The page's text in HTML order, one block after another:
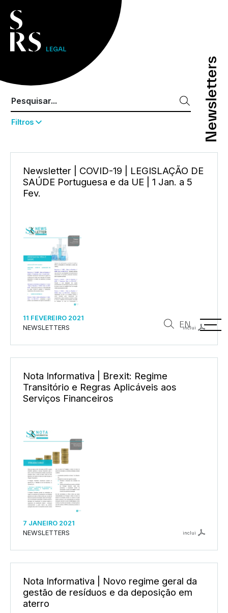
Newsletters
Newsletters
EN
Filtros
Newsletter | COVID-19 | LEGISLAÇÃO DE
SAÚDE Portuguesa e da UE | 1 Jan. a 5
Fev.
11 FEVEREIRO 2021
NEWSLETTERS
inclui
Nota Informativa | Brexit: Regime
Transitório e Regras Aplicáveis aos
Serviços Financeiros
7 JANEIRO 2021
NEWSLETTERS
inclui
Nota Informativa | Novo regime geral da
gestão de resíduos e da deposição em
aterro